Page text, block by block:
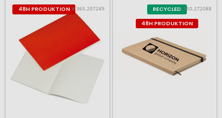
48H PRODUKTION # 365.207249
RECYCLED
48H PRODUKTION
# 350.272088